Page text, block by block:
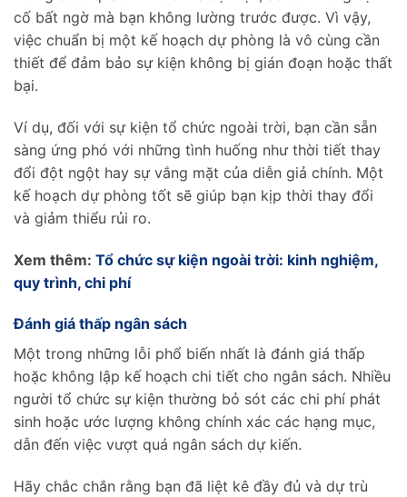
cố bất ngờ mà bạn không lường trước được. Vì vậy,
việc chuẩn bị một kế hoạch dự phòng là vô cùng cần
thiết để đảm bảo sự kiện không bị gián đoạn hoặc thất
bại.
Ví dụ, đối với sự kiện tổ chức ngoài trời, bạn cần sẵn
sàng ứng phó với những tình huống như thời tiết thay
đổi đột ngột hay sự vắng mặt của diễn giả chính. Một
kế hoạch dự phòng tốt sẽ giúp bạn kịp thời thay đổi
và giảm thiểu rủi ro.
Xem thêm: Tổ chức sự kiện ngoài trời: kinh nghiệm,
quy trình, chi phí
Đánh giá thấp ngân sách
Một trong những lỗi phổ biến nhất là đánh giá thấp
hoặc không lập kế hoạch chi tiết cho ngân sách. Nhiều
người tổ chức sự kiện thường bỏ sót các chi phí phát
sinh hoặc ước lượng không chính xác các hạng mục,
dẫn đến việc vượt quá ngân sách dự kiến.
Hãy chắc chắn rằng bạn đã liệt kê đầy đủ và dự trù